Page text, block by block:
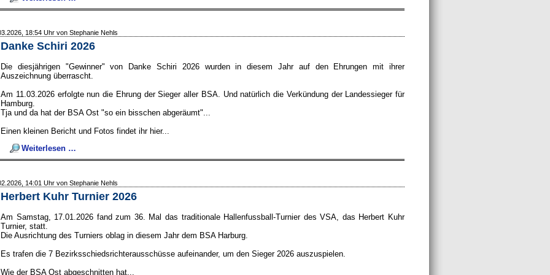
18:54 Uhr von Stephanie Nehls
Danke Schiri 2026
Die diesjährigen "Gewinner" von Danke Schiri 2026 wurden in diesem Jahr auf den Ehrungen mit ihrer
Auszeichnung überrascht.
Am 11.03.2026 erfolgte nun die Ehrung der Sieger aller BSA. Und natürlich die Verkündung der Landessieger für
Hamburg.
Tja und da hat der BSA Ost "so ein bisschen abgeräumt"...
Einen kleinen Bericht und Fotos findet ihr hier...
Weiterlesen …
14:01 Uhr von Stephanie Nehls
Herbert Kuhr Turnier 2026
Am Samstag, 17.01.2026 fand zum 36. Mal das traditionale Hallenfussball-Turnier des VSA, das Herbert Kuhr
Turnier, statt.
Die Ausrichtung des Turniers oblag in diesem Jahr dem BSA Harburg.
Es trafen die 7 Bezirksschiedsrichterausschüsse aufeinander, um den Sieger 2026 auszuspielen.
Wie der BSA Ost abgeschnitten hat...